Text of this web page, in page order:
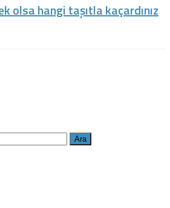
olsa hangi taşıtla kaçardınız